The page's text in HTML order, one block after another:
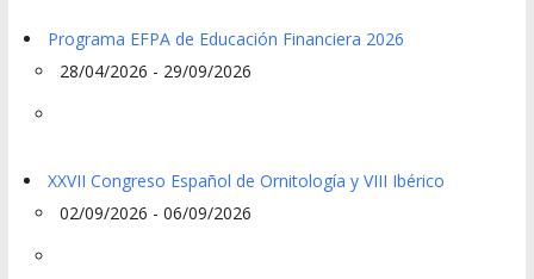
Programa EFPA de Educación Financiera 2026
28/04/2026 - 29/09/2026
XXVII Congreso Español de Ornitología y VIII Ibérico
02/09/2026 - 06/09/2026